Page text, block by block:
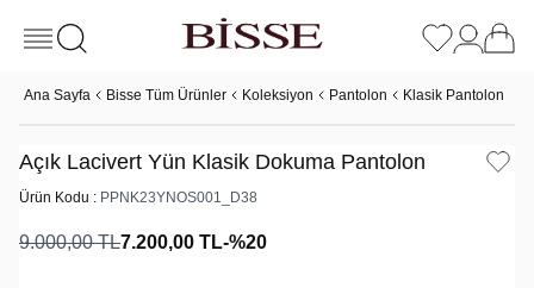
Ana Sayfa Bisse Tüm Ürünler Koleksiyon Pantolon Klasik Pantolon
Açık Lacivert Yün Klasik Dokuma Pantolon
Ürün Kodu : PPNK23YNOS001_D38
9.000,00TL7.200,00 TL-%20